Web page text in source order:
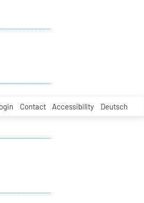
Contact Accessibility Deutsch